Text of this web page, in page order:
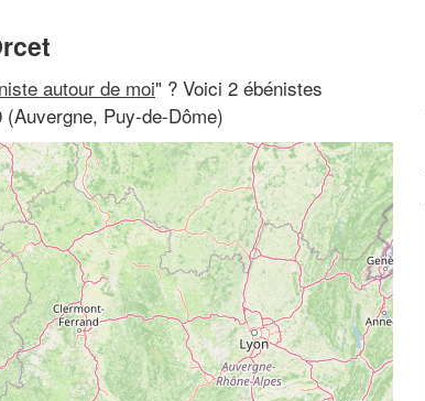
autour de moi" ? Voici 2 ébénistes
Puy-de-Dôme)